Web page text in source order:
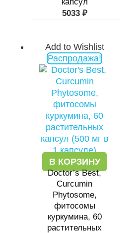
5033 ₽
Add to Wishlist
Распродажа!
В КОРЗИНУ
Doctor’s Best,
Curcumin
Phytosome,
фитосомы
куркумина, 60
растительных
Первоначальная
цена
составляла
5411 ₽.
Текущая
цена:
4352 ₽.